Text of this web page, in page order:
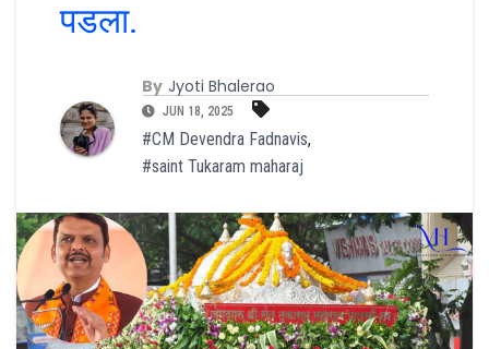
पडला.
By Jyoti Bhalerao
JUN 18, 2025
#CM Devendra Fadnavis,
#saint Tukaram maharaj